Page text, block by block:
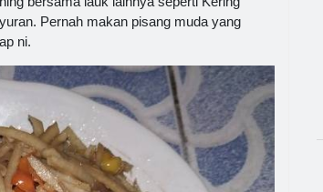
Pernah makan pisang muda yang
ni.